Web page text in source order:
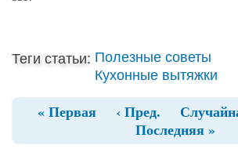
Теги статьи: Полезные советы
Кухонные вытяжки
« Первая
‹ Пред.
Последняя »